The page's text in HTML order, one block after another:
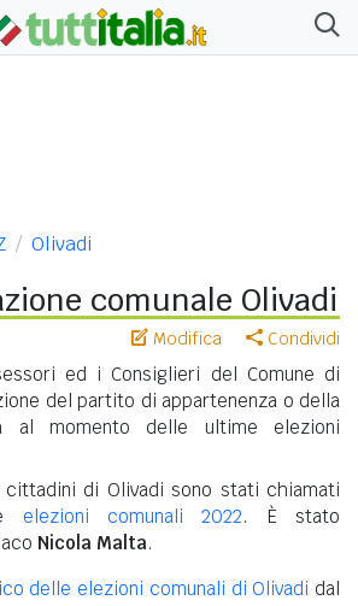
Olivadi
comunale Olivadi
Modifica Condividi
ed i Consiglieri del Comune di
del partito di appartenenza o della
al momento delle ultime elezioni
cittadini di Olivadi sono stati chiamati
elezioni comunali 2022. È stato
Nicola Malta.
delle elezioni comunali di Olivadi dal